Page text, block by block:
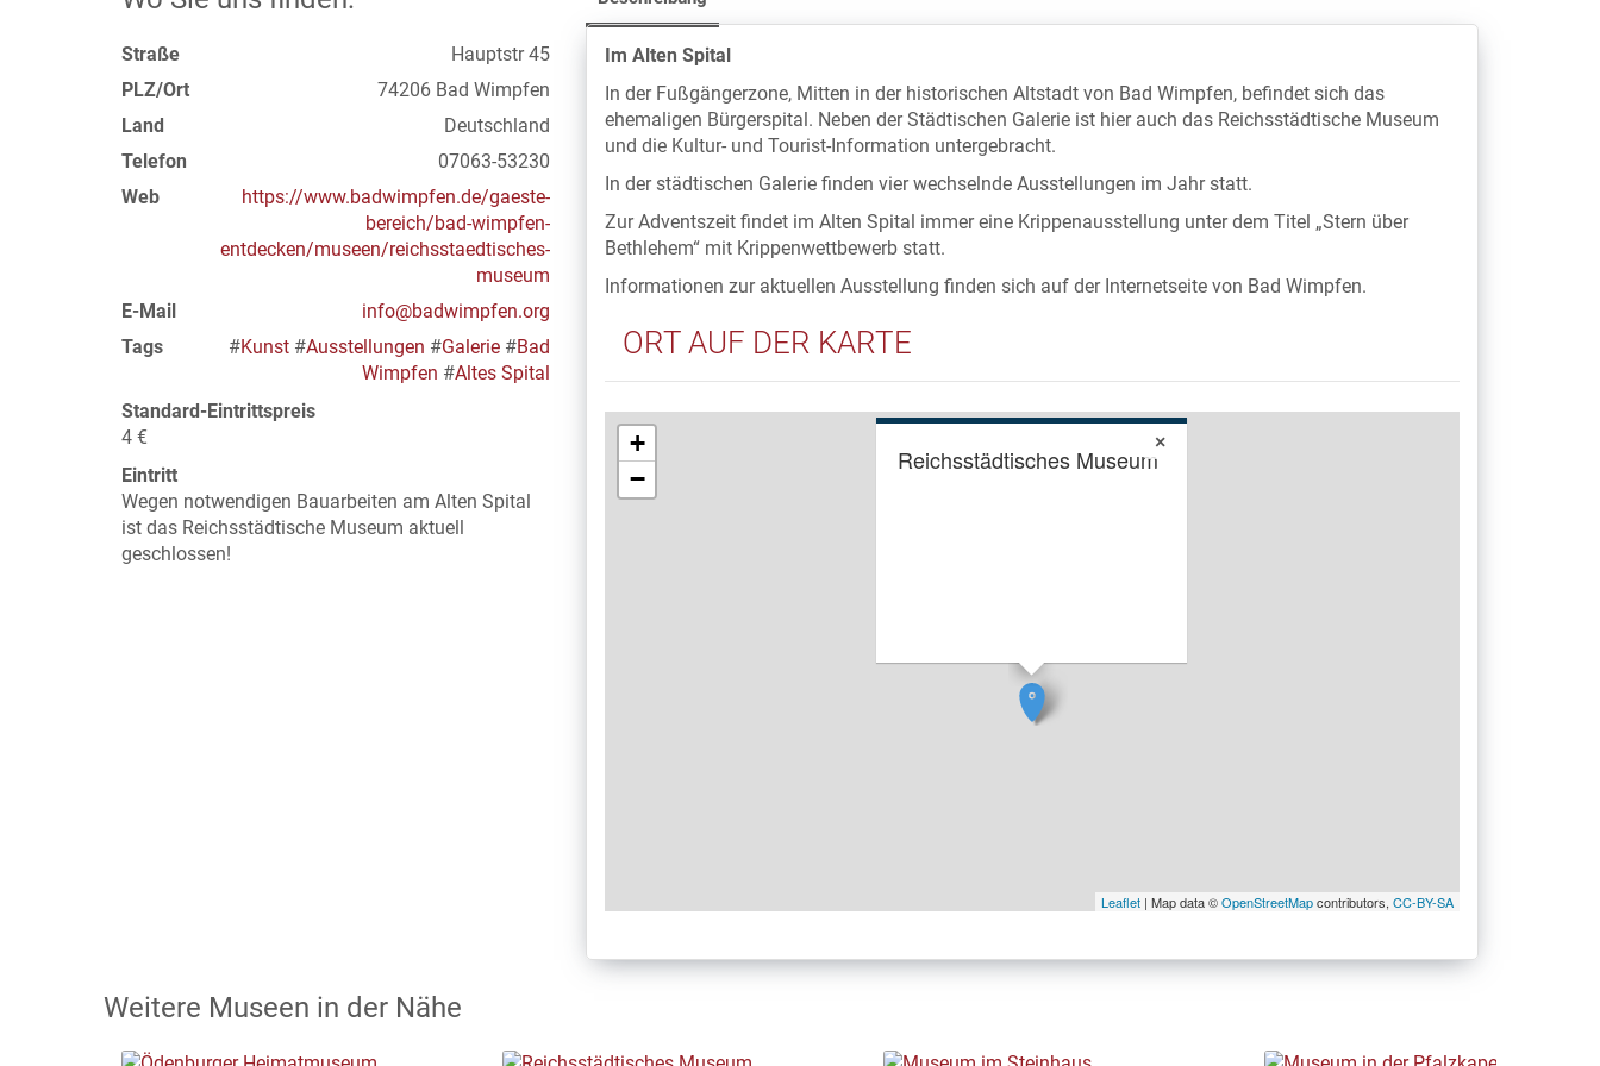
Straße
Hauptstr 45
PLZ/Ort
74206 Bad Wimpfen
Land
Deutschland
Telefon
07063-53230
Web
https://www.badwimpfen.de/gaeste-
bereich/bad-wimpfen-
entdecken/museen/reichsstaedtisches-
museum
E-Mail
info@badwimpfen.org
Tags
#Kunst #Ausstellungen #Galerie #Bad
Wimpfen #Altes Spital
Standard-Eintrittspreis
4 €
Eintritt
Wegen notwendigen Bauarbeiten am Alten Spital
ist das Reichsstädtische Museum aktuell
geschlossen!
Im Alten Spital
In der Fußgängerzone, Mitten in der historischen Altstadt von Bad Wimpfen, befindet sich das
ehemaligen Bürgerspital. Neben der Städtischen Galerie ist hier auch das Reichsstädtische Museum
und die Kultur- und Tourist-Information untergebracht.
In der städtischen Galerie finden vier wechselnde Ausstellungen im Jahr statt.
Zur Adventszeit findet im Alten Spital immer eine Krippenausstellung unter dem Titel „Stern über
Bethlehem“ mit Krippenwettbewerb statt.
Informationen zur aktuellen Ausstellung finden sich auf der Internetseite von Bad Wimpfen.
ORT AUF DER KARTE
Reichsstädtisches Museum
×
+
−
Leaflet | Map data ©OpenStreetMapcontributors, CC-BY-SA
Weitere Museen in der Nähe